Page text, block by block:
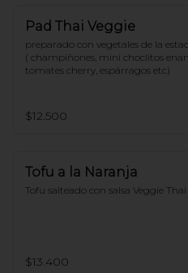
Pad Thai Veggie
preparado con vegetales de la
( champiñones, mini choclitos
tomates cherry, espárragos etc)
$12.500
Tofu a la Naranja
Tofu salteado con salsa Veggie Thai
$13.400